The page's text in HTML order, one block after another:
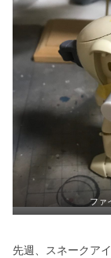
ファ
先週、スネークア